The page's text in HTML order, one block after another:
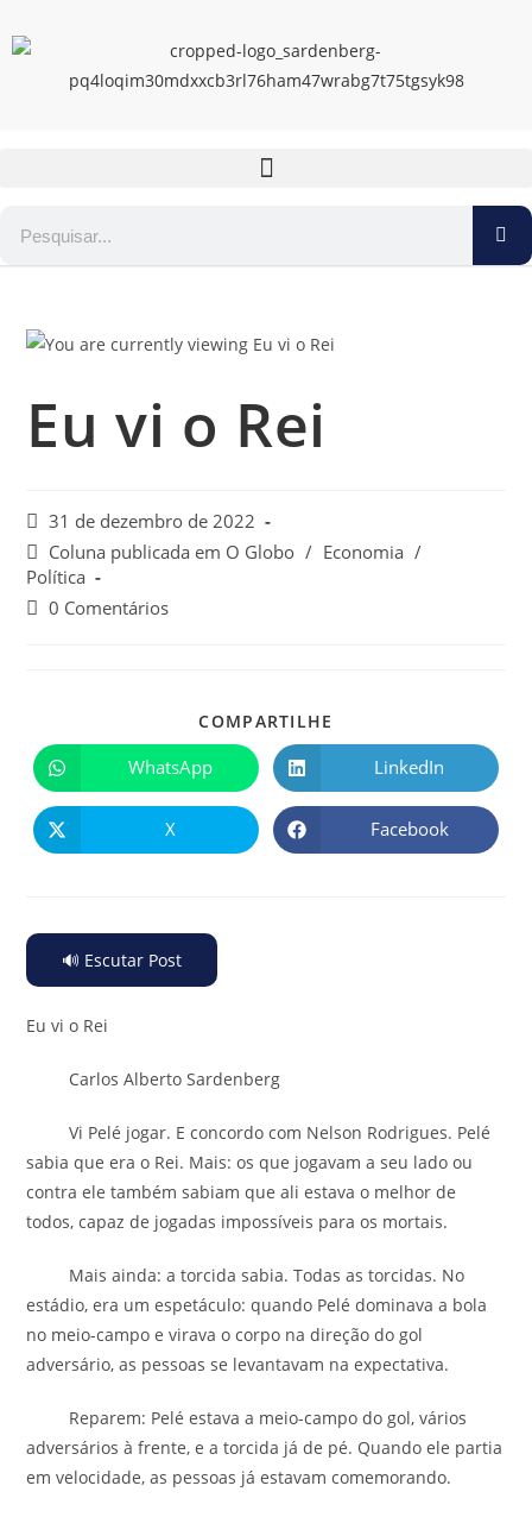
Eu vi o Rei
31 de dezembro de 2022
Coluna publicada em O Globo / Economia /
Política
0 Comentários
COMPARTILHE
WhatsApp LinkedIn
X Facebook
🔊 Escutar Post
Eu vi o Rei
Carlos Alberto Sardenberg
Vi Pelé jogar. E concordo com Nelson Rodrigues. Pelé
sabia que era o Rei. Mais: os que jogavam a seu lado ou
contra ele também sabiam que ali estava o melhor de
todos, capaz de jogadas impossíveis para os mortais.
Mais ainda: a torcida sabia. Todas as torcidas. No
estádio, era um espetáculo: quando Pelé dominava a bola
no meio-campo e virava o corpo na direção do gol
adversário, as pessoas se levantavam na expectativa.
Reparem: Pelé estava a meio-campo do gol, vários
adversários à frente, e a torcida já de pé. Quando ele partia
em velocidade, as pessoas já estavam comemorando.